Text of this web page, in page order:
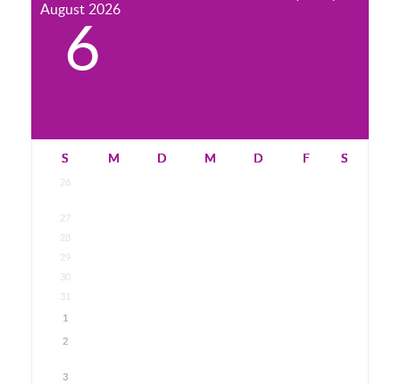
August 2026
6
S M D M D F S
26
27
28
29
30
31
1
2
3